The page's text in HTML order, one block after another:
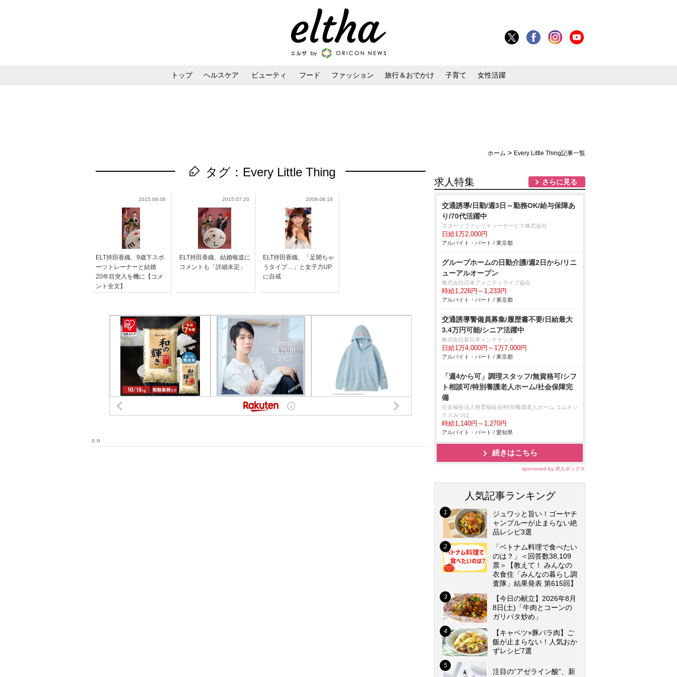
トップ ヘルスケア ビューティ フード ファッション 旅行＆おでかけ 子育て 女性活躍
ホーム > Every Little Thing記事一覧
タグ：Every Little Thing
2015.08.08
ELT持田香織、9歳下スポ
ーツトレーナーと結婚
20年目突入を機に【コメ
ント全文】
2015.07.20
ELT持田香織、結婚報道に
コメントも「詳細未定」
2009.08.18
ELT持田香織、「足開ちゃ
うタイプ…」と女子力UP
に自戒
P R
求人特集 さらに見る
交通誘導/日勤/週3日～勤務OK/給与保障あ
り/70代活躍中
スターツファシリティーサービス株式会社
日給1万2,000円
アルバイト・パート / 東京都
グループホームの日勤介護/週2日から/リニ
ューアルオープン
株式会社日本アメニティライフ協会
時給1,226円～1,233円
アルバイト・パート / 東京都
交通誘導警備員募集/履歴書不要/日給最大
3.4万円可能/シニア活躍中
株式会社新日本メンテナンス
日給1万4,000円～1万7,000円
アルバイト・パート / 東京都
「週4から可」調理スタッフ/無資格可/シフ
ト相談可/特別養護老人ホーム/社会保障完
備
社会福祉法人慈雲福祉会/特別養護老人ホーム コムネッ
クスみづほ
時給1,140円～1,270円
アルバイト・パート / 愛知県
続きはこちら
sponsored by 求人ボックス
人気記事ランキング
ジュワッと旨い！ゴーヤチ
ャンプルーが止まらない絶
品レシピ3選
「ベトナム料理で食べたい
のは？」＜回答数38,109
票＞【教えて！ みんなの
衣食住「みんなの暮らし調
査隊」結果発表 第615回】
【今日の献立】2026年8月
8日(土)「牛肉とコーンの
ガリバタ炒め」
【キャベツ×豚バラ肉】ご
飯が止まらない！人気おか
ずレシピ7選
注目の“アゼライン酸”、新